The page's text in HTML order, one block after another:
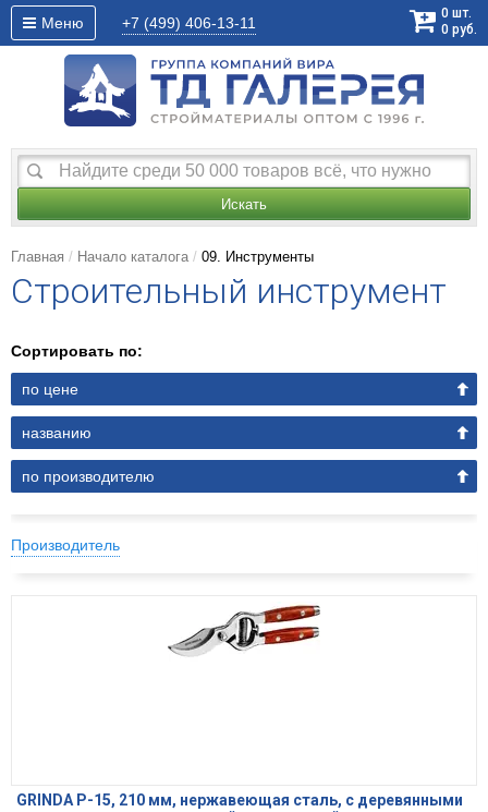
Меню +7 (499) 406-13-11
0 шт.
0 руб.
Искать
Главная Начало каталога 09. Инструменты
Строительный инструмент
Сортировать по:
по цене
названию
по производителю
Производитель
GRINDA P-15, 210 мм, нержавеющая сталь, с деревянными